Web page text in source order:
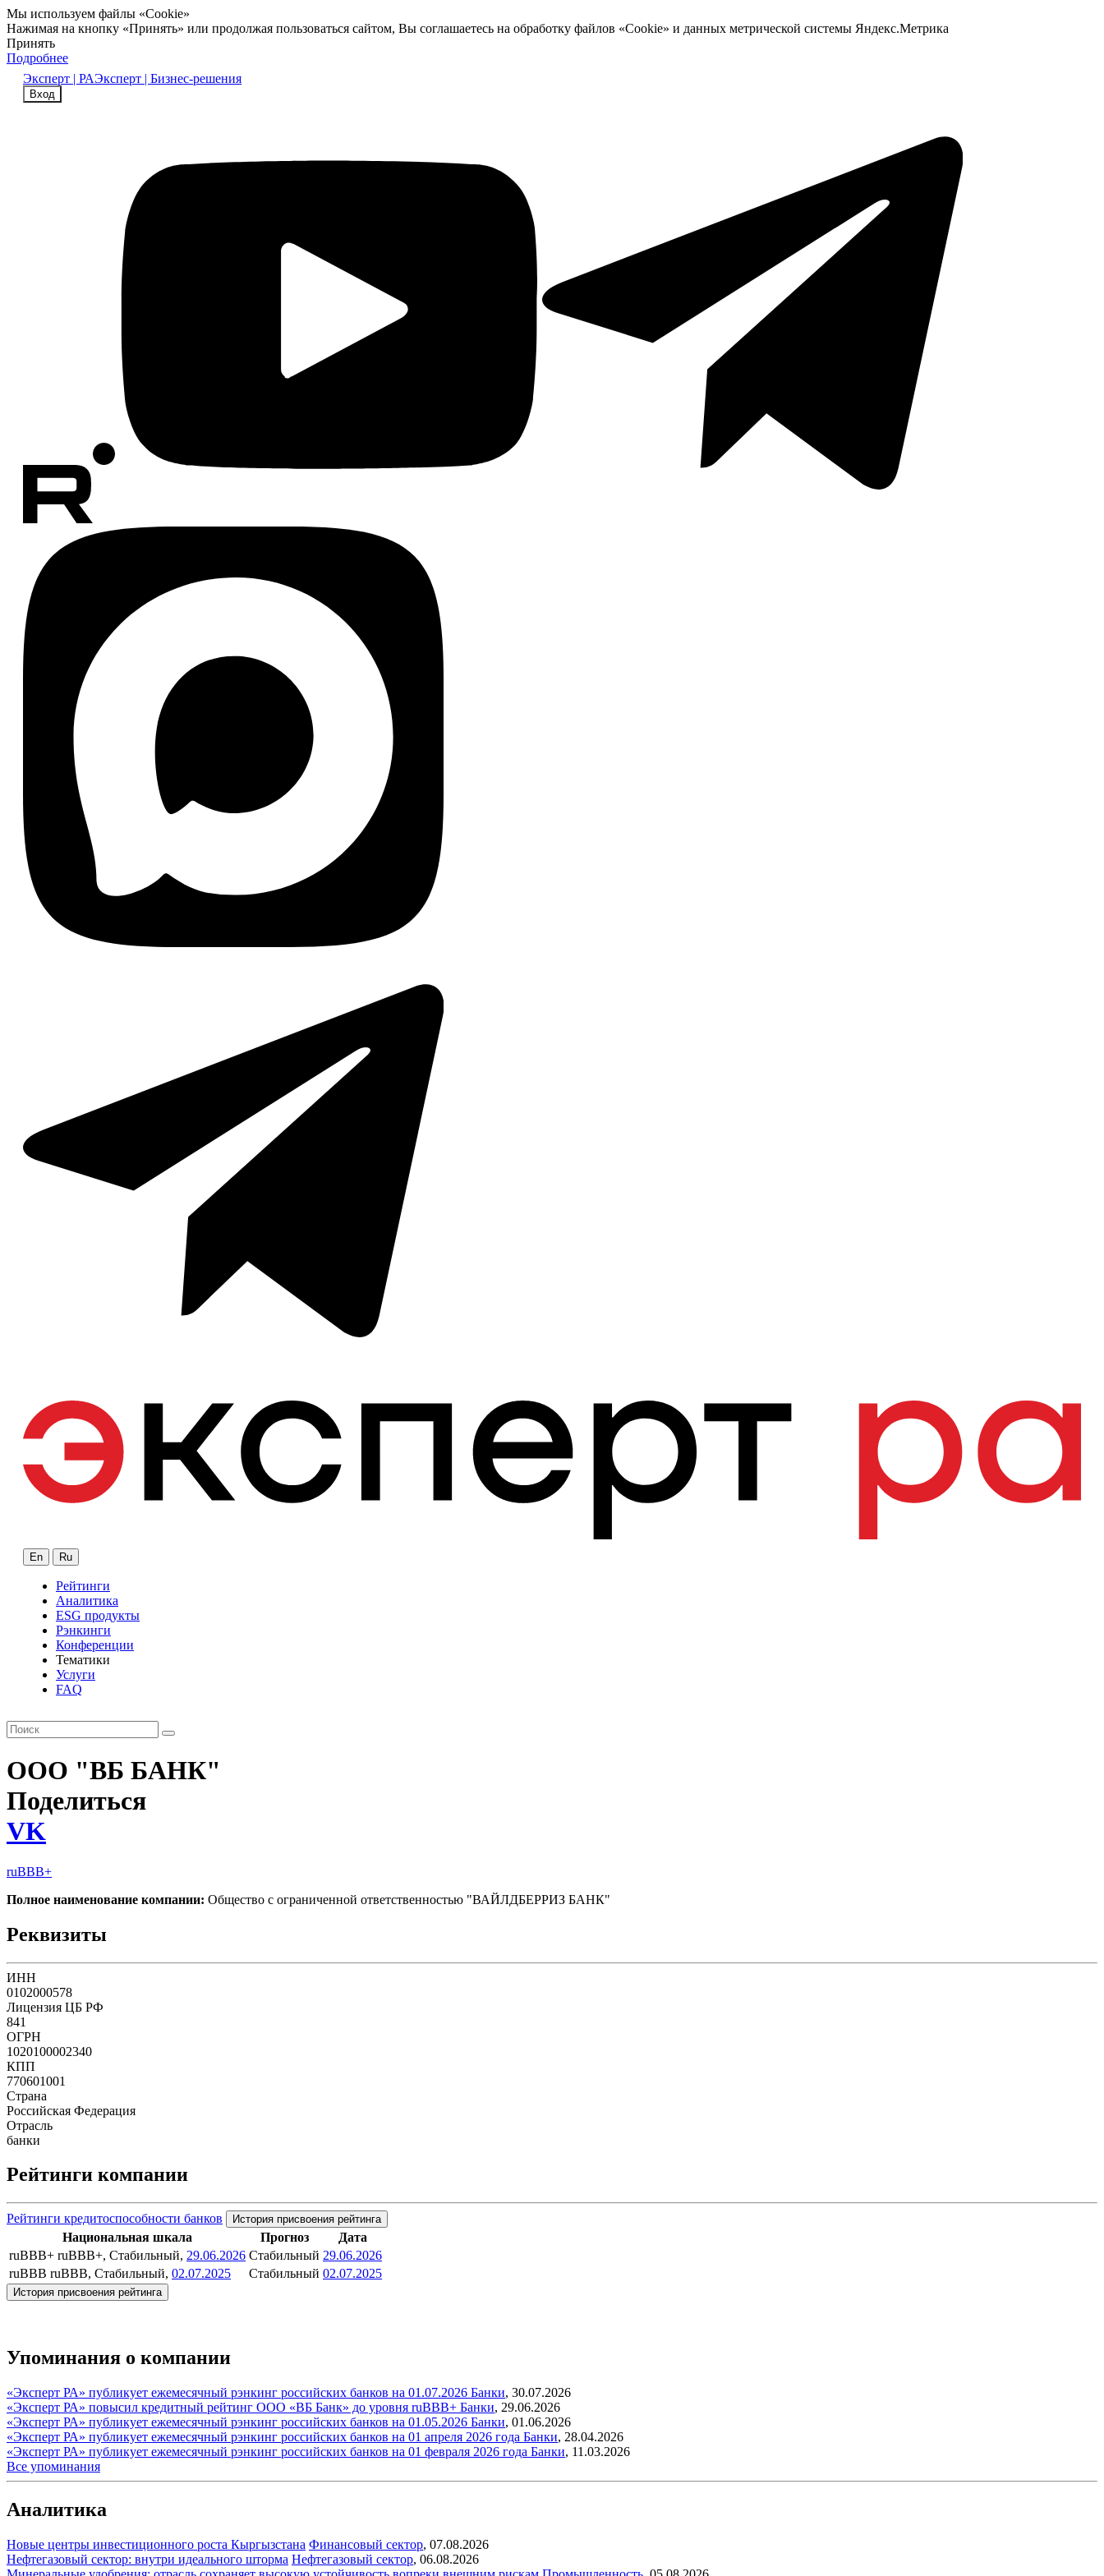
Мы используем файлы «Cookie»
Нажимая на кнопку «Принять» или продолжая пользоваться сайтом, Вы соглашаетесь на обработку файлов «Cookie» и данных метрической системы Яндекс.Метрика
Принять
Подробнее
Эксперт | РАЭксперт | Бизнес-решения
Вход
En Ru
Рейтинги
Аналитика
ESG продукты
Рэнкинги
Конференции
Тематики
Услуги
FAQ
ООО "ВБ БАНК"
Поделиться
VK
ruBBB+
Полное наименование компании: Общество с ограниченной ответственностью "ВАЙЛДБЕРРИЗ БАНК"
Реквизиты
ИНН
0102000578
Лицензия ЦБ РФ
841
ОГРН
1020100002340
КПП
770601001
Страна
Российская Федерация
Отрасль
банки
Рейтинги компании
Рейтинги кредитоспособности банков История присвоения рейтинга
Национальная шкала Прогноз
Дата
ruBBB+ ruBBB+, Стабильный, 29.06.2026 Стабильный 29.06.2026
ruBBB ruBBB, Стабильный, 02.07.2025 Стабильный 02.07.2025
История присвоения рейтинга
Упоминания о компании
«Эксперт РА» публикует ежемесячный рэнкинг российских банков на 01.07.2026 Банки, 30.07.2026
«Эксперт РА» повысил кредитный рейтинг ООО «ВБ Банк» до уровня ruBBB+ Банки, 29.06.2026
«Эксперт РА» публикует ежемесячный рэнкинг российских банков на 01.05.2026 Банки, 01.06.2026
«Эксперт РА» публикует ежемесячный рэнкинг российских банков на 01 апреля 2026 года Банки, 28.04.2026
«Эксперт РА» публикует ежемесячный рэнкинг российских банков на 01 февраля 2026 года Банки, 11.03.2026
Все упоминания
Аналитика
Новые центры инвестиционного роста Кыргызстана Финансовый сектор, 07.08.2026
Нефтегазовый сектор: внутри идеального шторма Нефтегазовый сектор, 06.08.2026